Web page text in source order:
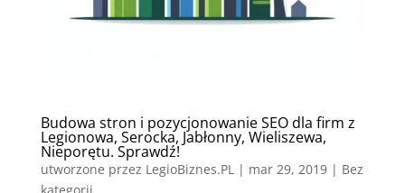
Budowa stron i pozycjonowanie SEO dla firm z
Legionowa, Serocka, Jabłonny, Wieliszewa,
Nieporętu. Sprawdź!
utworzone przez LegioBiznes.PL| mar 29, 2019| Bez